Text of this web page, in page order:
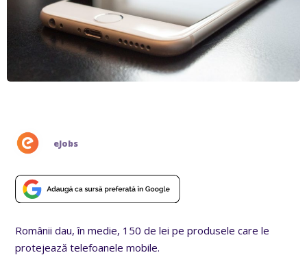
eJobs
Românii dau, în medie, 150 de lei pe produsele care le
protejează telefoanele mobile.